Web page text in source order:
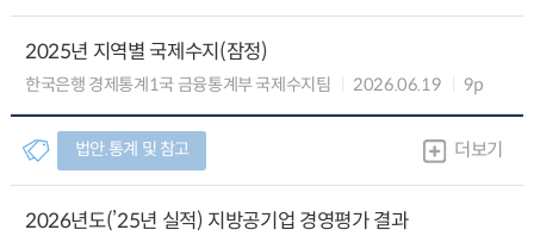
2025년 지역별 국제수지(잠정)
한국은행 경제통계1국 금융통계부 국제수지팀 2026.06.19 9p
법안.통계 및 참고 더보기
2026년도(’25년 실적) 지방공기업 경영평가 결과